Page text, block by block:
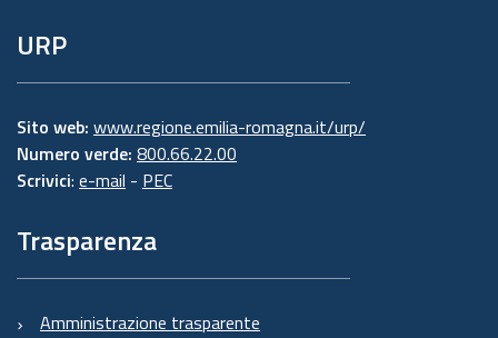
URP
Sito web: www.regione.emilia-romagna.it/urp/
Numero verde: 800.66.22.00
Scrivici: e-mail - PEC
Trasparenza
Amministrazione trasparente